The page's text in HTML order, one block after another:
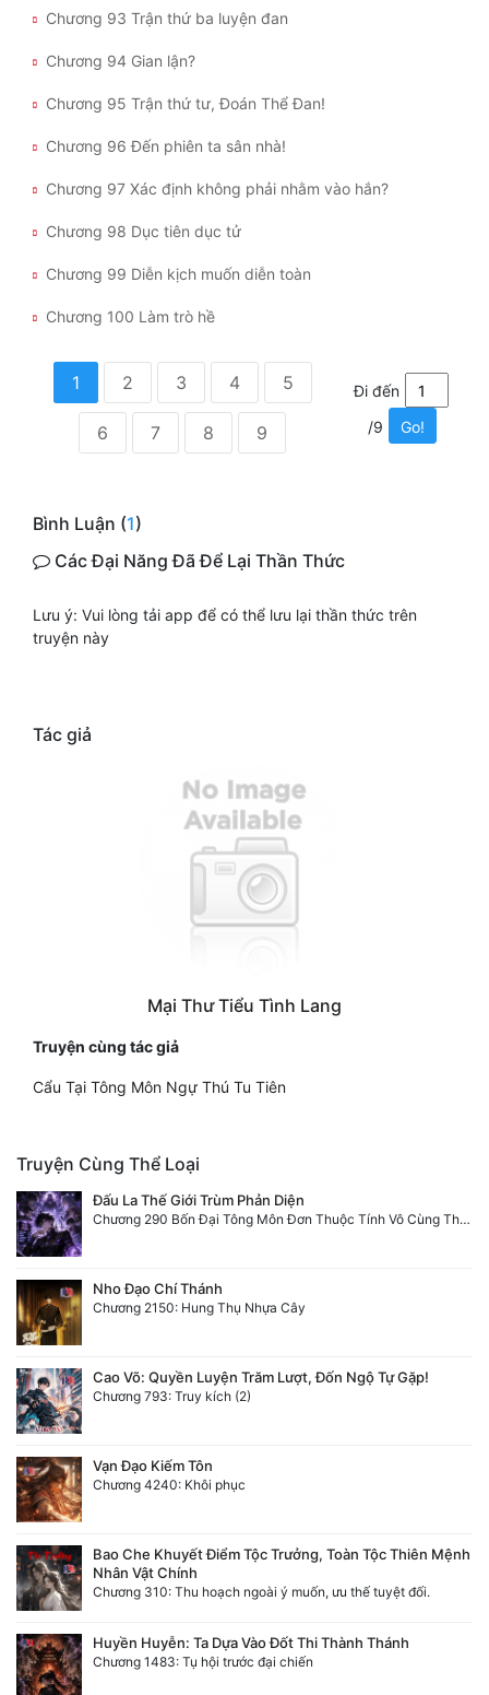
Chương 93 Trận thứ ba luyện đan
Chương 94 Gian lận?
Chương 95 Trận thứ tư, Đoán Thể Đan!
Chương 96 Đến phiên ta sân nhà!
Chương 97 Xác định không phải nhằm vào hắn?
Chương 98 Dục tiên dục tử
Chương 99 Diễn kịch muốn diễn toàn
Chương 100 Làm trò hề
1 2 3 4 5
6 7 8 9
Đi đến
/9
Go!
Bình Luận (1)
Các Đại Năng Đã Để Lại Thần Thức
Lưu ý: Vui lòng tải app để có thể lưu lại thần thức trên
truyện này
Tác giả
Mại Thư Tiểu Tình Lang
Truyện cùng tác giả
Cẩu Tại Tông Môn Ngự Thú Tu Tiên
Truyện Cùng Thể Loại
Đấu La Thế Giới Trùm Phản Diện
Chương 290 Bốn Đại Tông Môn Đơn Thuộc Tính Vô Cùng Thê Lương
Nho Đạo Chí Thánh
Chương 2150: Hung Thụ Nhựa Cây
Cao Võ: Quyền Luyện Trăm Lượt, Đốn Ngộ Tự Gặp!
Chương 793: Truy kích (2)
Vạn Đạo Kiếm Tôn
Chương 4240: Khôi phục
Bao Che Khuyết Điểm Tộc Trưởng, Toàn Tộc Thiên Mệnh
Nhân Vật Chính
Chương 310: Thu hoạch ngoài ý muốn, ưu thế tuyệt đối.
Huyền Huyễn: Ta Dựa Vào Đốt Thi Thành Thánh
Chương 1483: Tụ hội trước đại chiến